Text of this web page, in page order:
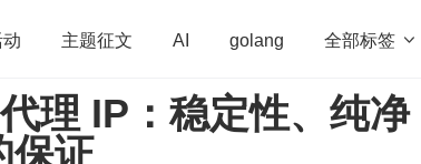
动 主题征文 AI golang 全部标签 
算法 学习方法 Web3.0 高
运维
理 IP：稳定性、纯净
保证